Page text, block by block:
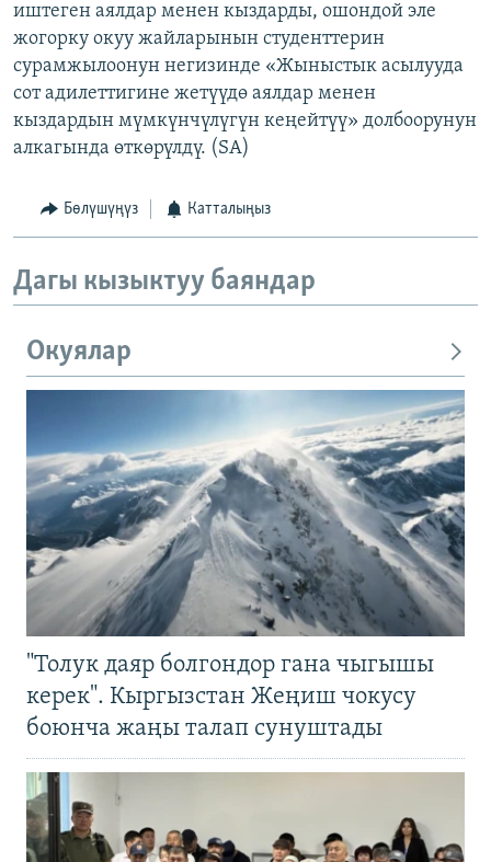
иштеген аялдар менен кыздарды, ошондой эле
жогорку окуу жайларынын студенттерин
сурамжылоонун негизинде «Жыныстык асылууда
сот адилеттигине жетүүдө аялдар менен
кыздардын мүмкүнчүлүгүн кеңейтүү» долбоорунун
алкагында өткөрүлдү. (SA)
Бөлүшүңүз Катталыңыз
Дагы кызыктуу баяндар
Окуялар
"Толук даяр болгондор гана чыгышы
керек". Кыргызстан Жеңиш чокусу
боюнча жаңы талап сунуштады